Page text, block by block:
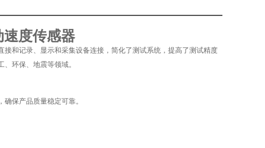
速度传感器
和记录、显示和采集设备连接，简化了测试系统，提高了测试精度
环保、地震等领域。
保产品质量稳定可靠。